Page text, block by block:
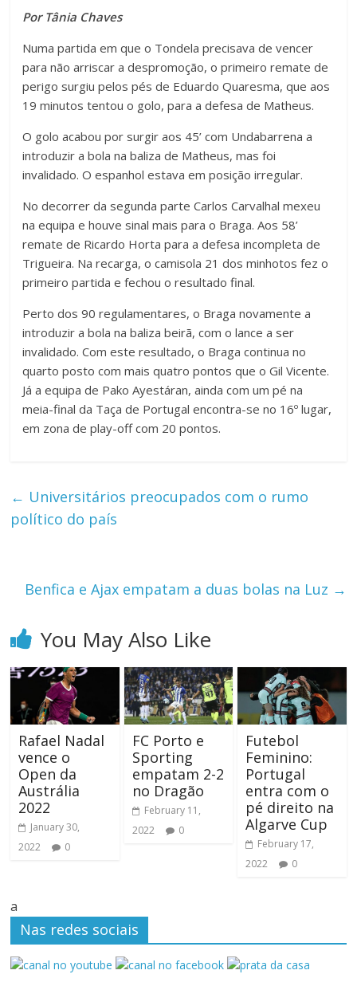
Por Tânia Chaves
Numa partida em que o Tondela precisava de vencer
para não arriscar a despromoção, o primeiro remate de
perigo surgiu pelos pés de Eduardo Quaresma, que aos
19 minutos tentou o golo, para a defesa de Matheus.
O golo acabou por surgir aos 45’ com Undabarrena a
introduzir a bola na baliza de Matheus, mas foi
invalidado. O espanhol estava em posição irregular.
No decorrer da segunda parte Carlos Carvalhal mexeu
na equipa e houve sinal mais para o Braga. Aos 58’
remate de Ricardo Horta para a defesa incompleta de
Trigueira. Na recarga, o camisola 21 dos minhotos fez o
primeiro partida e fechou o resultado final.
Perto dos 90 regulamentares, o Braga novamente a
introduzir a bola na baliza beirã, com o lance a ser
invalidado. Com este resultado, o Braga continua no
quarto posto com mais quatro pontos que o Gil Vicente.
Já a equipa de Pako Ayestáran, ainda com um pé na
meia-final da Taça de Portugal encontra-se no 16º lugar,
em zona de play-off com 20 pontos.
← Universitários preocupados com o rumo
político do país
Benfica e Ajax empatam a duas bolas na Luz →
You May Also Like
Rafael Nadal
vence o
Open da
Austrália
2022
January 30,
2022
0
FC Porto e
Sporting
empatam 2-2
no Dragão
February 11,
2022
0
Futebol
Feminino:
Portugal
entra com o
pé direito na
Algarve Cup
February 17,
2022
0
a
Nas redes sociais